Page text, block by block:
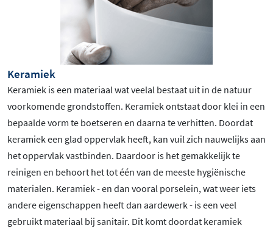
Keramiek
Keramiek is een materiaal wat veelal bestaat uit in de natuur
voorkomende grondstoffen. Keramiek ontstaat door klei in een
bepaalde vorm te boetseren en daarna te verhitten. Doordat
keramiek een glad oppervlak heeft, kan vuil zich nauwelijks aan
het oppervlak vastbinden. Daardoor is het gemakkelijk te
reinigen en behoort het tot één van de meeste hygiënische
materialen. Keramiek - en dan vooral porselein, wat weer iets
andere eigenschappen heeft dan aardewerk - is een veel
gebruikt materiaal bij sanitair. Dit komt doordat keramiek